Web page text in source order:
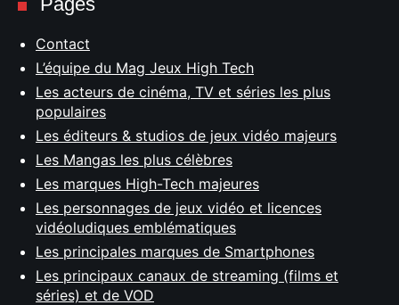
Contact
L’équipe du Mag Jeux High Tech
Les acteurs de cinéma, TV et séries les plus
populaires
Les éditeurs & studios de jeux vidéo majeurs
Les Mangas les plus célèbres
Les marques High-Tech majeures
Les personnages de jeux vidéo et licences
vidéoludiques emblématiques
Les principales marques de Smartphones
Les principaux canaux de streaming (films et
séries) et de VOD